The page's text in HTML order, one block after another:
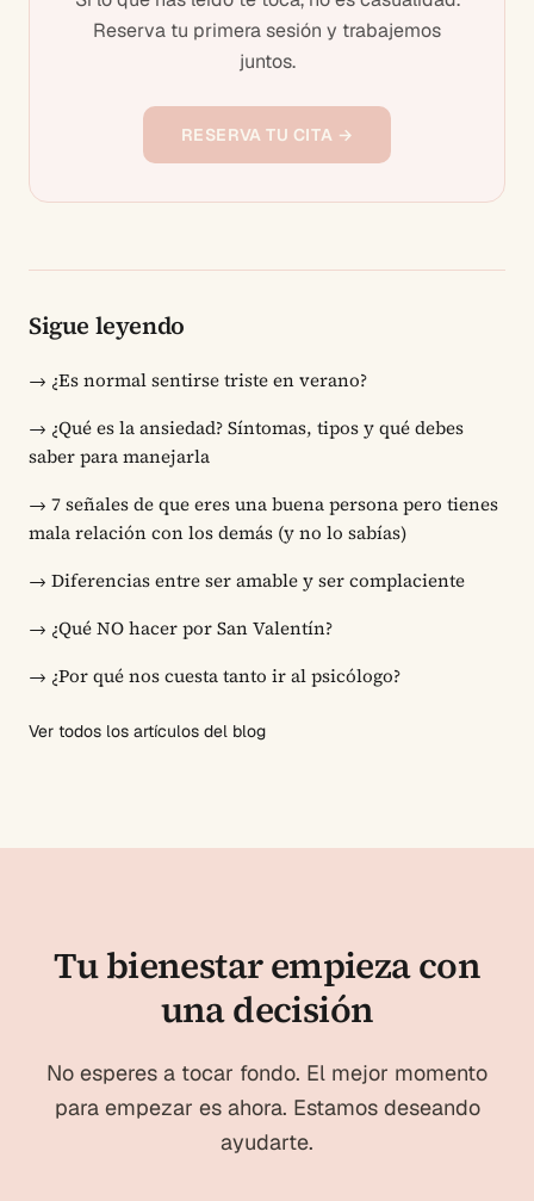
Reserva tu primera sesión y trabajemos
juntos.
RESERVA TU CITA →
Sigue leyendo
→ ¿Es normal sentirse triste en verano?
→ ¿Qué es la ansiedad? Síntomas, tipos y qué debes
saber para manejarla
→ 7 señales de que eres una buena persona pero tienes
mala relación con los demás (y no lo sabías)
→ Diferencias entre ser amable y ser complaciente
→ ¿Qué NO hacer por San Valentín?
→ ¿Por qué nos cuesta tanto ir al psicólogo?
Ver todos los artículos del blog
Tu bienestar empieza con
una decisión
No esperes a tocar fondo. El mejor momento
para empezar es ahora. Estamos deseando
ayudarte.